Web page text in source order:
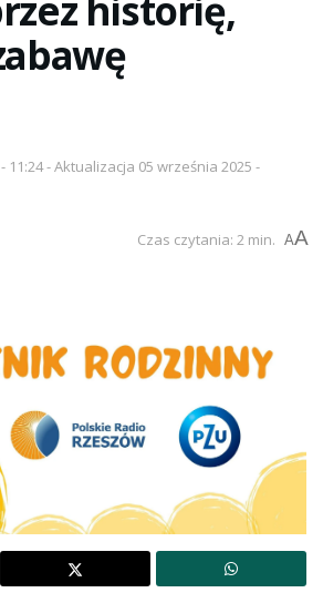
historię,
11:24 - Aktualizacja 05 września 2025 -
Czas czytania: 2 min. AA